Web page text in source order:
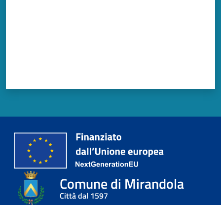
Comune di Mirandola
Città dal 1597